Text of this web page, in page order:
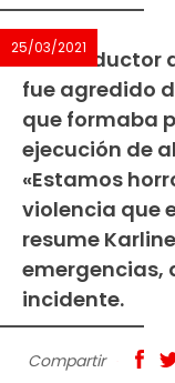
25/03/2021
Un conductor
fue agredido
que formaba
ejecución de
«Estamos
violencia que
resume
emergencias,
incidente.
Compartir